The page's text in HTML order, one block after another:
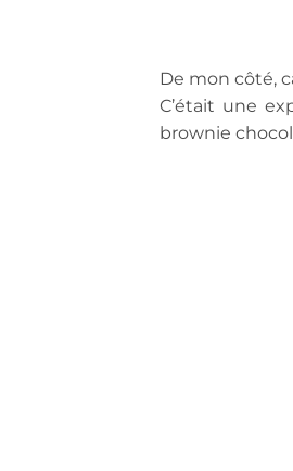
De mon côté,
C’était une
brownie